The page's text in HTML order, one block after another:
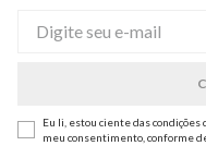
Eu li, estou ciente das
meu consentimento, conforme